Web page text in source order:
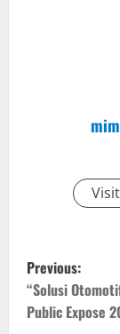
P
o
Previous:
“Solusi
Public Expose